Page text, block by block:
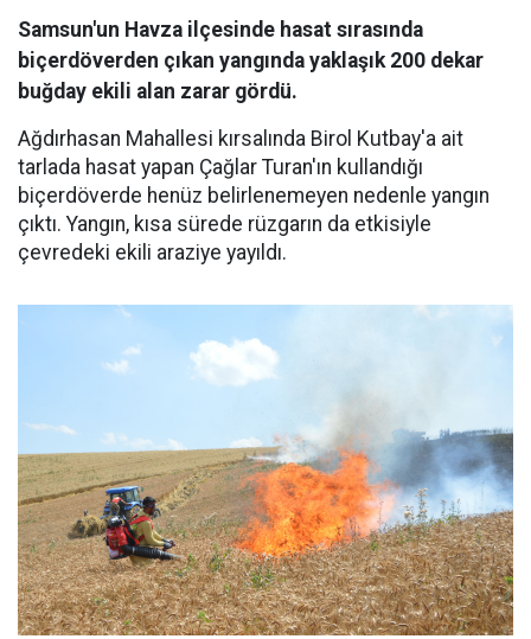
Samsun'un Havza ilçesinde hasat sırasında
biçerdöverden çıkan yangında yaklaşık 200 dekar
buğday ekili alan zarar gördü.
Ağdırhasan Mahallesi kırsalında Birol Kutbay'a ait
tarlada hasat yapan Çağlar Turan'ın kullandığı
biçerdöverde henüz belirlenemeyen nedenle yangın
çıktı. Yangın, kısa sürede rüzgarın da etkisiyle
çevredeki ekili araziye yayıldı.